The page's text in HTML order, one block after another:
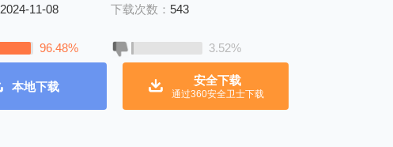
2024-11-08 下载次数： 543
96.48% 3.52%
本地下载 安全下载
通过360安全卫士下载